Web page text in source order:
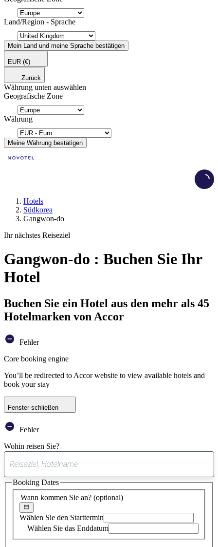
Land/Region - Sprache
Mein Land und meine Sprache bestätigen
EUR (€)
Zurück
Währung unten auswählen
Geografische Zone
Währung
Meine Währung bestätigen
Hotels
Südkorea
Gangwon-do
Ihr nächstes Reiseziel
Gangwon-do : Buchen Sie Ihr
Hotel
Buchen Sie ein Hotel aus den mehr als 45
Hotelmarken von Accor
Fehler
Core booking engine
You’ll be redirected to Accor website to view available hotels and
book your stay
Fenster schließen
Fehler
Wohin reisen Sie?
gefundener
Vorschlag
Wann kommen Sie an? (optional)
Wählen Sie den Starttermin
Wählen Sie das Enddatum
Booking Dates